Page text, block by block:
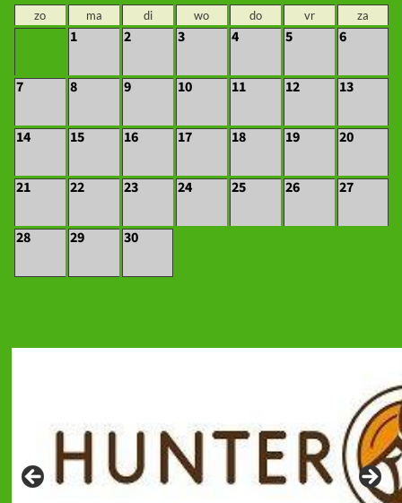
zo ma di wo do vr za
1 2 3 4 5 6
7 8 9 10 11 12 13
14 15 16 17 18 19 20
21 22 23 24 25 26 27
28 29 30